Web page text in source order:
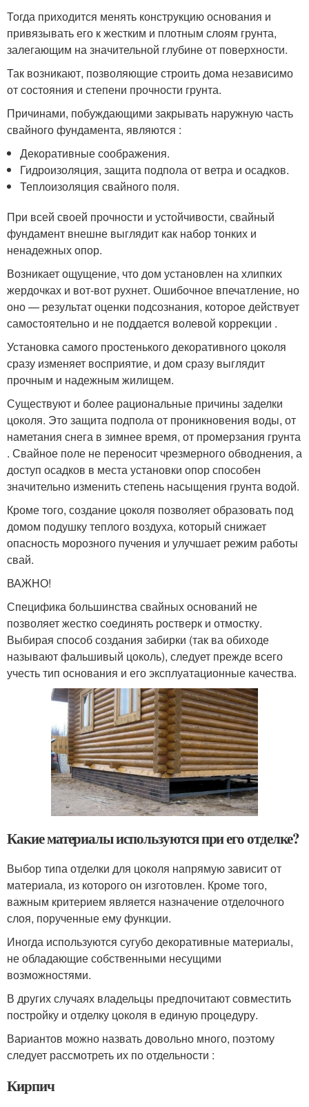
Тогда приходится менять конструкцию основания и
привязывать его к жестким и плотным слоям грунта,
залегающим на значительной глубине от поверхности.
Так возникают, позволяющие строить дома независимо
от состояния и степени прочности грунта.
Причинами, побуждающими закрывать наружную часть
свайного фундамента, являются :
Декоративные соображения.
Гидроизоляция, защита подпола от ветра и осадков.
Теплоизоляция свайного поля.
При всей своей прочности и устойчивости, свайный
фундамент внешне выглядит как набор тонких и
ненадежных опор.
Возникает ощущение, что дом установлен на хлипких
жердочках и вот-вот рухнет. Ошибочное впечатление, но
оно — результат оценки подсознания, которое действует
самостоятельно и не поддается волевой коррекции .
Установка самого простенького декоративного цоколя
сразу изменяет восприятие, и дом сразу выглядит
прочным и надежным жилищем.
Существуют и более рациональные причины заделки
цоколя. Это защита подпола от проникновения воды, от
наметания снега в зимнее время, от промерзания грунта
. Свайное поле не переносит чрезмерного обводнения, а
доступ осадков в места установки опор способен
значительно изменить степень насыщения грунта водой.
Кроме того, создание цоколя позволяет образовать под
домом подушку теплого воздуха, который снижает
опасность морозного пучения и улучшает режим работы
свай.
ВАЖНО!
Специфика большинства свайных оснований не
позволяет жестко соединять ростверк и отмостку.
Выбирая способ создания забирки (так ва обиходе
называют фальшивый цоколь), следует прежде всего
учесть тип основания и его эксплуатационные качества.
Какие материалы используются при его отделке?
Выбор типа отделки для цоколя напрямую зависит от
материала, из которого он изготовлен. Кроме того,
важным критерием является назначение отделочного
слоя, порученные ему функции.
Иногда используются сугубо декоративные материалы,
не обладающие собственными несущими
возможностями.
В других случаях владельцы предпочитают совместить
постройку и отделку цоколя в единую процедуру.
Вариантов можно назвать довольно много, поэтому
следует рассмотреть их по отдельности :
Кирпич